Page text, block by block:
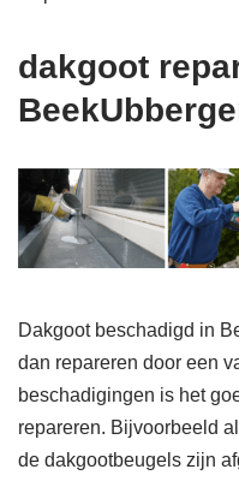
dakgoot
Dakgoot beschadigd in
dan repareren door een
beschadigingen is het
repareren. Bijvoorbeeld
de dakgootbeugels zijn